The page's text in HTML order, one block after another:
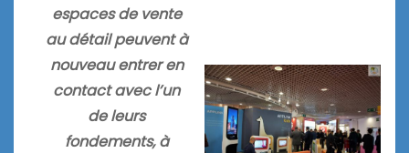
espaces de vente
au détail peuvent à
nouveau entrer en
contact avec l’un
de leurs
fondements, à